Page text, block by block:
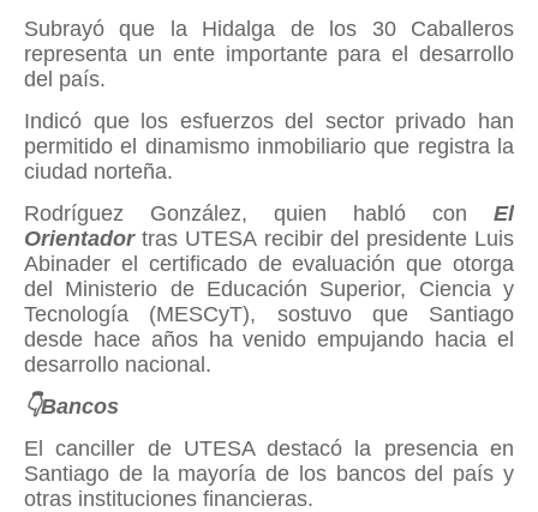
Subrayó que la Hidalga de los 30 Caballeros
representa un ente importante para el desarrollo
del país.
Indicó que los esfuerzos del sector privado han
permitido el dinamismo inmobiliario que registra la
ciudad norteña.
Rodríguez González, quien habló con El
Orientadortras UTESA recibir del presidente Luis
Abinader el certificado de evaluación que otorga
del Ministerio de Educación Superior, Ciencia y
Tecnología (MESCyT), sostuvo que Santiago
desde hace años ha venido empujando hacia el
desarrollo nacional.
👇Bancos
El canciller de UTESA destacó la presencia en
Santiago de la mayoría de los bancos del país y
otras instituciones financieras.